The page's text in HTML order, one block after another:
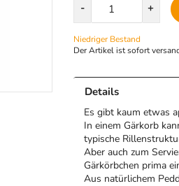
- +
Niedriger Bestand
Der Artikel ist sofort
Details
Es gibt kaum etwas
In einem Gärkorb
typische
Aber auch zum
Gärkörbchen prima
Aus natürlichem